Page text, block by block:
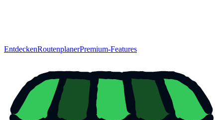
EntdeckenRoutenplanerPremium-Features